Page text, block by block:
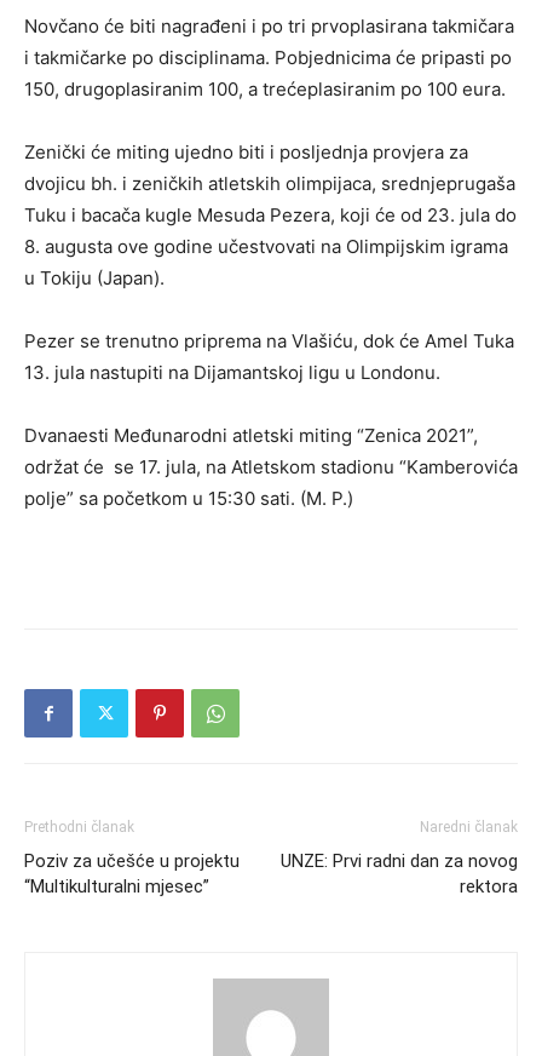
Novčano će biti nagrađeni i po tri prvoplasirana takmičara
i takmičarke po disciplinama. Pobjednicima će pripasti po
150, drugoplasiranim 100, a trećeplasiranim po 100 eura.
Zenički će miting ujedno biti i posljednja provjera za
dvojicu bh. i zeničkih atletskih olimpijaca, srednjeprugaša
Tuku i bacača kugle Mesuda Pezera, koji će od 23. jula do
8. augusta ove godine učestvovati na Olimpijskim igrama
u Tokiju (Japan).
Pezer se trenutno priprema na Vlašiću, dok će Amel Tuka
13. jula nastupiti na Dijamantskoj ligu u Londonu.
Dvanaesti Međunarodni atletski miting “Zenica 2021”,
održat će se 17. jula, na Atletskom stadionu “Kamberovića
polje” sa početkom u 15:30 sati. (M. P.)
Prethodni članak
Poziv za učešće u projektu
“Multikulturalni mjesec”
Naredni članak
UNZE: Prvi radni dan za novog
rektora